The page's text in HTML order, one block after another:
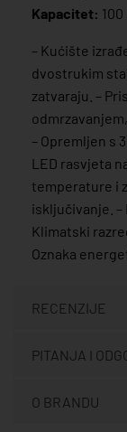
Kapacitet: 100
– Kućište
dvostrukim
zatvaraju. –
– Opremljen s
LED rasvjeta
temperature i
isključivanje. –
Klimatski
Oznaka
RECENZIJE
PITANJA I
O BRANDU